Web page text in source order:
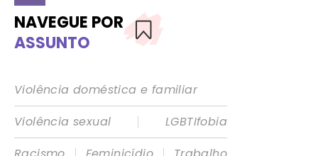
NAVEGUE POR
ASSUNTO
Violência doméstica e familiar
Violência sexual
|
LGBTIfobia